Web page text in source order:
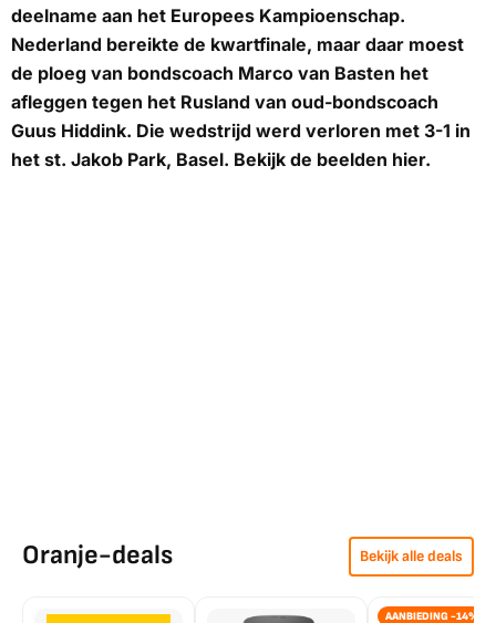
deelname aan het Europees Kampioenschap.
Nederland bereikte de kwartfinale, maar daar moest
de ploeg van bondscoach Marco van Basten het
afleggen tegen het Rusland van oud-bondscoach
Guus Hiddink. Die wedstrijd werd verloren met 3-1 in
het st. Jakob Park, Basel. Bekijk de beelden hier.
Oranje-deals Bekijk alle deals
AANBIEDING -14%